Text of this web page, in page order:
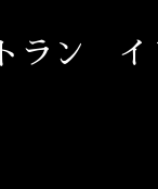
ラン イ